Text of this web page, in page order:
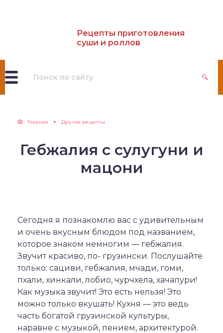
Рецепты приготовления
суши и роллов
Главная Другие рецепты
Гебжалия с сулугуни и
мацони
Сегодня я познакомлю вас с удивительным
и очень вкусным блюдом под названием,
которое знаком немногим — гебжалия.
Звучит красиво, по- грузински. Послушайте
только: сациви, гебжалия, мчади, гоми,
пхали, хинкали, лобио, чурчхела, хачапури!
Как музыка звучит! Это есть нельзя! Это
можно только вкушать! Кухня — это ведь
часть богатой грузинской культуры,
наравне с музыкой, пением, архитектурой.